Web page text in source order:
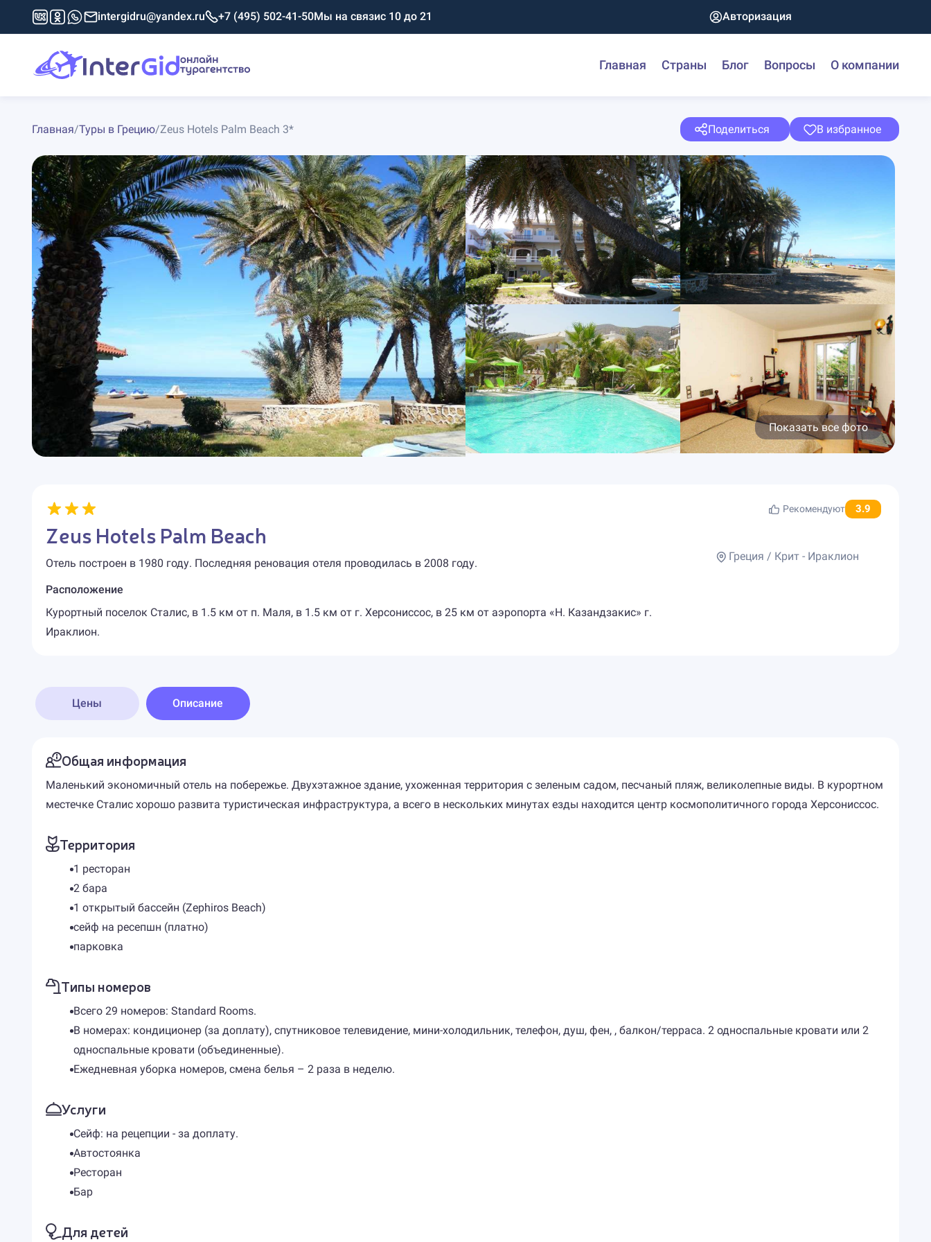
intergidru@yandex.ru +7 (495) 502-41-50Мы на связис 10 до 21 Авторизация
Главная Страны Блог Вопросы О компании
Главная/Туры в Грецию/Zeus Hotels Palm Beach 3* Поделиться В избранное
Показать все фото
Рекомендуют 3.9
Zeus Hotels Palm Beach
Отель построен в 1980 году. Последняя реновация отеля проводилась в 2008 году.
Расположение
Курортный поселок Сталис, в 1.5 км от п. Маля, в 1.5 км от г. Херсониссос, в 25 км от аэропорта «Н. Казандзакис» г.
Ираклион.
Греция / Крит - Ираклион
Цены Описание
Общая информация
Маленький экономичный отель на побережье. Двухэтажное здание, ухоженная территория с зеленым садом, песчаный пляж, великолепные виды. В курортном
местечке Сталис хорошо развита туристическая инфраструктура, а всего в нескольких минутах езды находится центр космополитичного города Херсониссос.
Территория
1 ресторан
2 бара
1 открытый бассейн (Zephiros Beach)
сейф на ресепшн (платно)
парковка
Типы номеров
Всего 29 номеров: Standard Rooms.
В номерах: кондиционер (за доплату), спутниковое телевидение, мини-холодильник, телефон, душ, фен, , балкон/терраса. 2 односпальные кровати или 2
односпальные кровати (объединенные).
Ежедневная уборка номеров, смена белья – 2 раза в неделю.
Услуги
Сейф: на рецепции - за доплату.
Автостоянка
Ресторан
Бар
Для детей